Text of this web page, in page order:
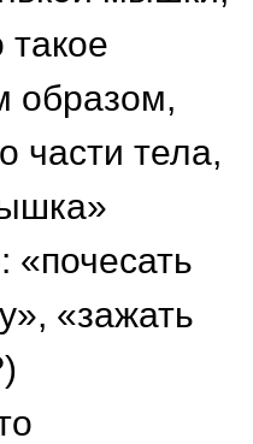
образом,
части тела,
«почесать
«зажать